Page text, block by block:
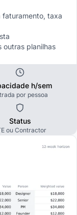
taxa
outras planilhas
h/sem
por pessoa
Status
ou Contractor